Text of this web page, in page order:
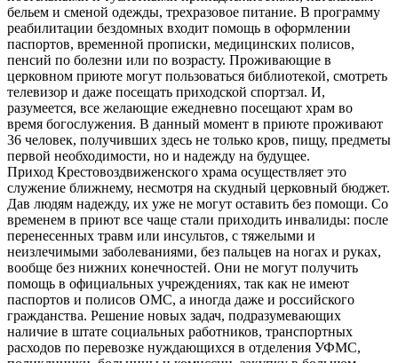
бельем и сменой одежды, трехразовое питание. В программу
реабилитации бездомных входит помощь в оформлении
паспортов, временной прописки, медицинских полисов,
пенсий по болезни или по возрасту. Проживающие в
церковном приюте могут пользоваться библиотекой, смотреть
телевизор и даже посещать приходской спортзал. И,
разумеется, все желающие ежедневно посещают храм во
время богослужения. В данный момент в приюте проживают
36 человек, получивших здесь не только кров, пищу, предметы
первой необходимости, но и надежду на будущее.
Приход Крестовоздвиженского храма осуществляет это
служение ближнему, несмотря на скудный церковный бюджет.
Дав людям надежду, их уже не могут оставить без помощи. Со
временем в приют все чаще стали приходить инвалиды: после
перенесенных травм или инсультов, с тяжелыми и
неизлечимыми заболеваниями, без пальцев на ногах и руках,
вообще без нижних конечностей. Они не могут получить
помощь в официальных учреждениях, так как не имеют
паспортов и полисов ОМС, а иногда даже и российского
гражданства. Решение новых задач, подразумевающих
наличие в штате социальных работников, транспортных
расходов по перевозке нуждающихся в отделения УФМС,